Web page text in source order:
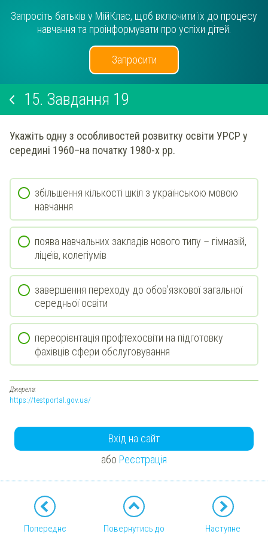
Запросіть батьків у МійКлас, щоб включити їх до процесу
навчання та проінформувати про успіхи дітей.
Запросити
15. Завдання 19
Укажіть одну з особливостей розвитку освіти УРСР у
середині 1960–на початку 1980-х рр.
збільшення кількості шкіл з українською мовою
навчання
поява навчальних закладів нового типу – гімназій,
ліцеїв, колегіумів
завершення переходу до обов’язкової загальної
середньої освіти
переорієнтація профтехосвіти на підготовку
фахівців сфери обслуговування
Джерела:
https://testportal.gov.ua/
Вхід на сайт
або Реєстрація
Попереднє
Повернутись до
Наступне